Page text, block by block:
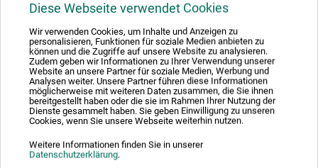
Diese Webseite verwendet Cookies
Wir verwenden Cookies, um Inhalte und Anzeigen zu
personalisieren, Funktionen für soziale Medien anbieten zu
können und die Zugriffe auf unsere Website zu analysieren.
Zudem geben wir Informationen zu Ihrer Verwendung unserer
Website an unsere Partner für soziale Medien, Werbung und
Analysen weiter. Unsere Partner führen diese Informationen
möglicherweise mit weiteren Daten zusammen, die Sie ihnen
bereitgestellt haben oder die sie im Rahmen Ihrer Nutzung der
Dienste gesammelt haben. Sie geben Einwilligung zu unseren
Cookies, wenn Sie unsere Webseite weiterhin nutzen.
Weitere Informationen finden Sie in unserer
Datenschutzerklärung.
Hersteller-Kontakt
Hier finden Sie die Kontaktdaten des Herstellers zu
diesem Produkt.
TASCHEN GmbH
Hohenzollernring 53
50672 Köln